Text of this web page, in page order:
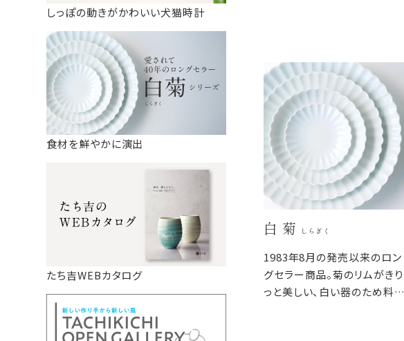
しっぽの動きがかわいい犬猫時計
食材を鮮やかに演出
たち吉WEBカタログ
白 菊 しらぎく
1983年8月の発売以来のロン
グセラー商品。菊のリムがきり
っと美しい、白い器のため料理